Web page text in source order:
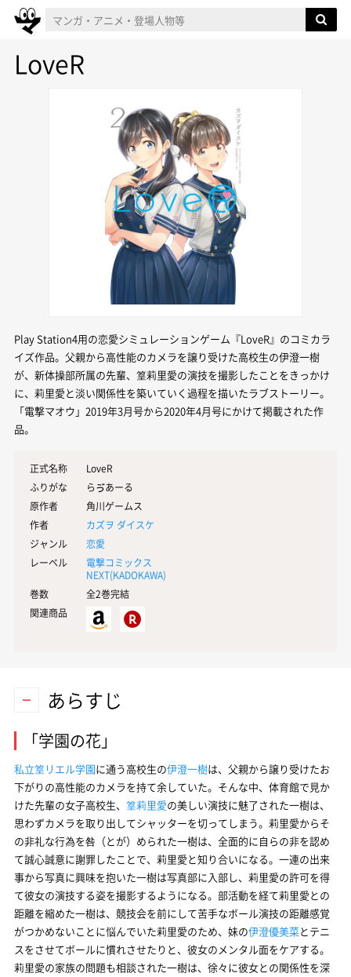
LoveR
Play Station4用の恋愛シミュレーションゲーム『LoveR』のコミカラ
イズ作品。父親から高性能のカメラを譲り受けた高校生の伊澄一樹
が、新体操部所属の先輩、篁莉里愛の演技を撮影したことをきっかけ
に、莉里愛と淡い関係性を築いていく過程を描いたラブストーリー。
「電撃マオウ」2019年3月号から2020年4月号にかけて掲載された作
品。
正式名称
LoveR
ふりがな
らゔあーる
原作者
角川ゲームス
作者
カズヲ ダイスケ
ジャンル
恋愛
レーベル
電撃コミックス
NEXT(KADOKAWA)
巻数
全2巻完結
関連商品
あらすじ
「学園の花」
私立篁リエル学園に通う高校生の伊澄一樹は、父親から譲り受けたお
下がりの高性能のカメラを持て余していた。そんな中、体育館で見か
けた先輩の女子高校生、 篁莉里愛の美しい演技に魅了された一樹は、
思わずカメラを取り出してシャッターを切ってしまう。莉里愛からそ
の非礼な行為を咎（とが）められた一樹は、全面的に自らの非を認め
て誠心誠意に謝罪したことで、莉里愛と知り合いになる。一連の出来
事から写真に興味を抱いた一樹は写真部に入部し、莉里愛の許可を得
て彼女の演技する姿を撮影するようになる。部活動を経て莉里愛との
距離を縮めた一樹は、競技会を前にして苦手なボール演技の距離感覚
がつかめないことに悩んでいた莉里愛のため、妹の伊澄優美菜とテニ
スをさせてボールに慣れさせたりと、彼女のメンタル面をケアする。
莉里愛の家族の問題も相談された一樹は、徐々に彼女との関係性を深